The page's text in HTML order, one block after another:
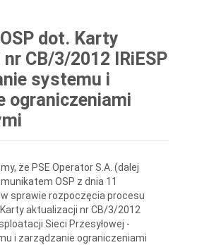
dot. Karty
CB/3/2012 IRiESP
systemu i
ograniczeniami
że PSE Operator S.A. (dalej
OSP z dnia 11
sprawie rozpoczęcia procesu
aktualizacji nr CB/3/2012
Sieci Przesyłowej -
i zarządzanie ograniczeniami